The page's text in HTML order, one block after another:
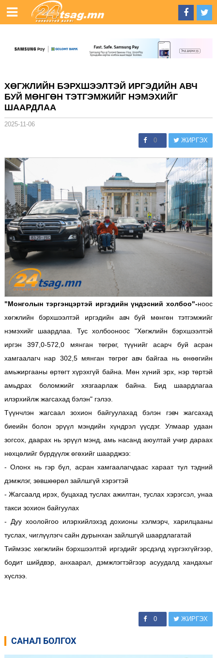
ХӨГЖЛИЙН БЭРХШЭЭЛТЭЙ ИРГЭДИЙН АВЧ
БУЙ МӨНГӨН ТЭТГЭМЖИЙГ НЭМЭХИЙГ
ШААРДЛАА
2025-11-06
0 ЖИРГЭХ
"Монголын тэргэнцэртэй иргэдийн үндэсний холбоо"-ноос
хөгжлийн бэрхшээлтэй иргэдийн авч буй мөнгөн тэтгэмжийг
нэмэхийг шаардлаа. Тус холбооноос "Хөгжлийн бэрхшээлтэй
иргэн 397,0-572,0 мянган төгрөг, түүнийг асарч буй асран
хамгаалагч нар 302,5 мянган төгрөг авч байгаа нь өнөөгийн
амьжиргааны өртөгт хүрэхгүй байна. Мөн хүний эрх, нэр төртэй
амьдрах боломжийг хязгаарлаж байна. Бид шаардлагаа
илэрхийлж жагсахад бэлэн" гэлээ.
Түүнчлэн жагсаал зохион байгуулахад бэлэн гэвч жагсахад
биеийн болон эрүүл мэндийн хүндрэл үүсдэг. Улмаар удаан
зогсох, даарах нь эрүүл мэнд, амь насанд аюултай учир дараах
нөхцөлийг бүрдүүлж өгөхийг шаарджээ:
- Олонх нь гэр бүл, асран хамгаалагчдаас хараат тул тэдний
дэмжлэг, зөвшөөрөл зайлшгүй хэрэгтэй
- Жагсаалд ирэх, буцахад туслах ажилтан, туслах хэрэгсэл, унаа
такси зохион байгуулах
- Дуу хоолойгоо илэрхийлэхэд дохионы хэлмэрч, харилцааны
туслах, чиглүүлэгч сайн дурынхан зайлшгүй шаардлагатай
Тиймээс хөгжлийн бэрхшээлтэй иргэдийг эрсдэлд хүргэхгүйгээр,
бодит шийдвэр, анхаарал, дэмжлэгтэйгээр асуудалд хандахыг
хүслээ.
0 ЖИРГЭХ
САНАЛ БОЛГОХ